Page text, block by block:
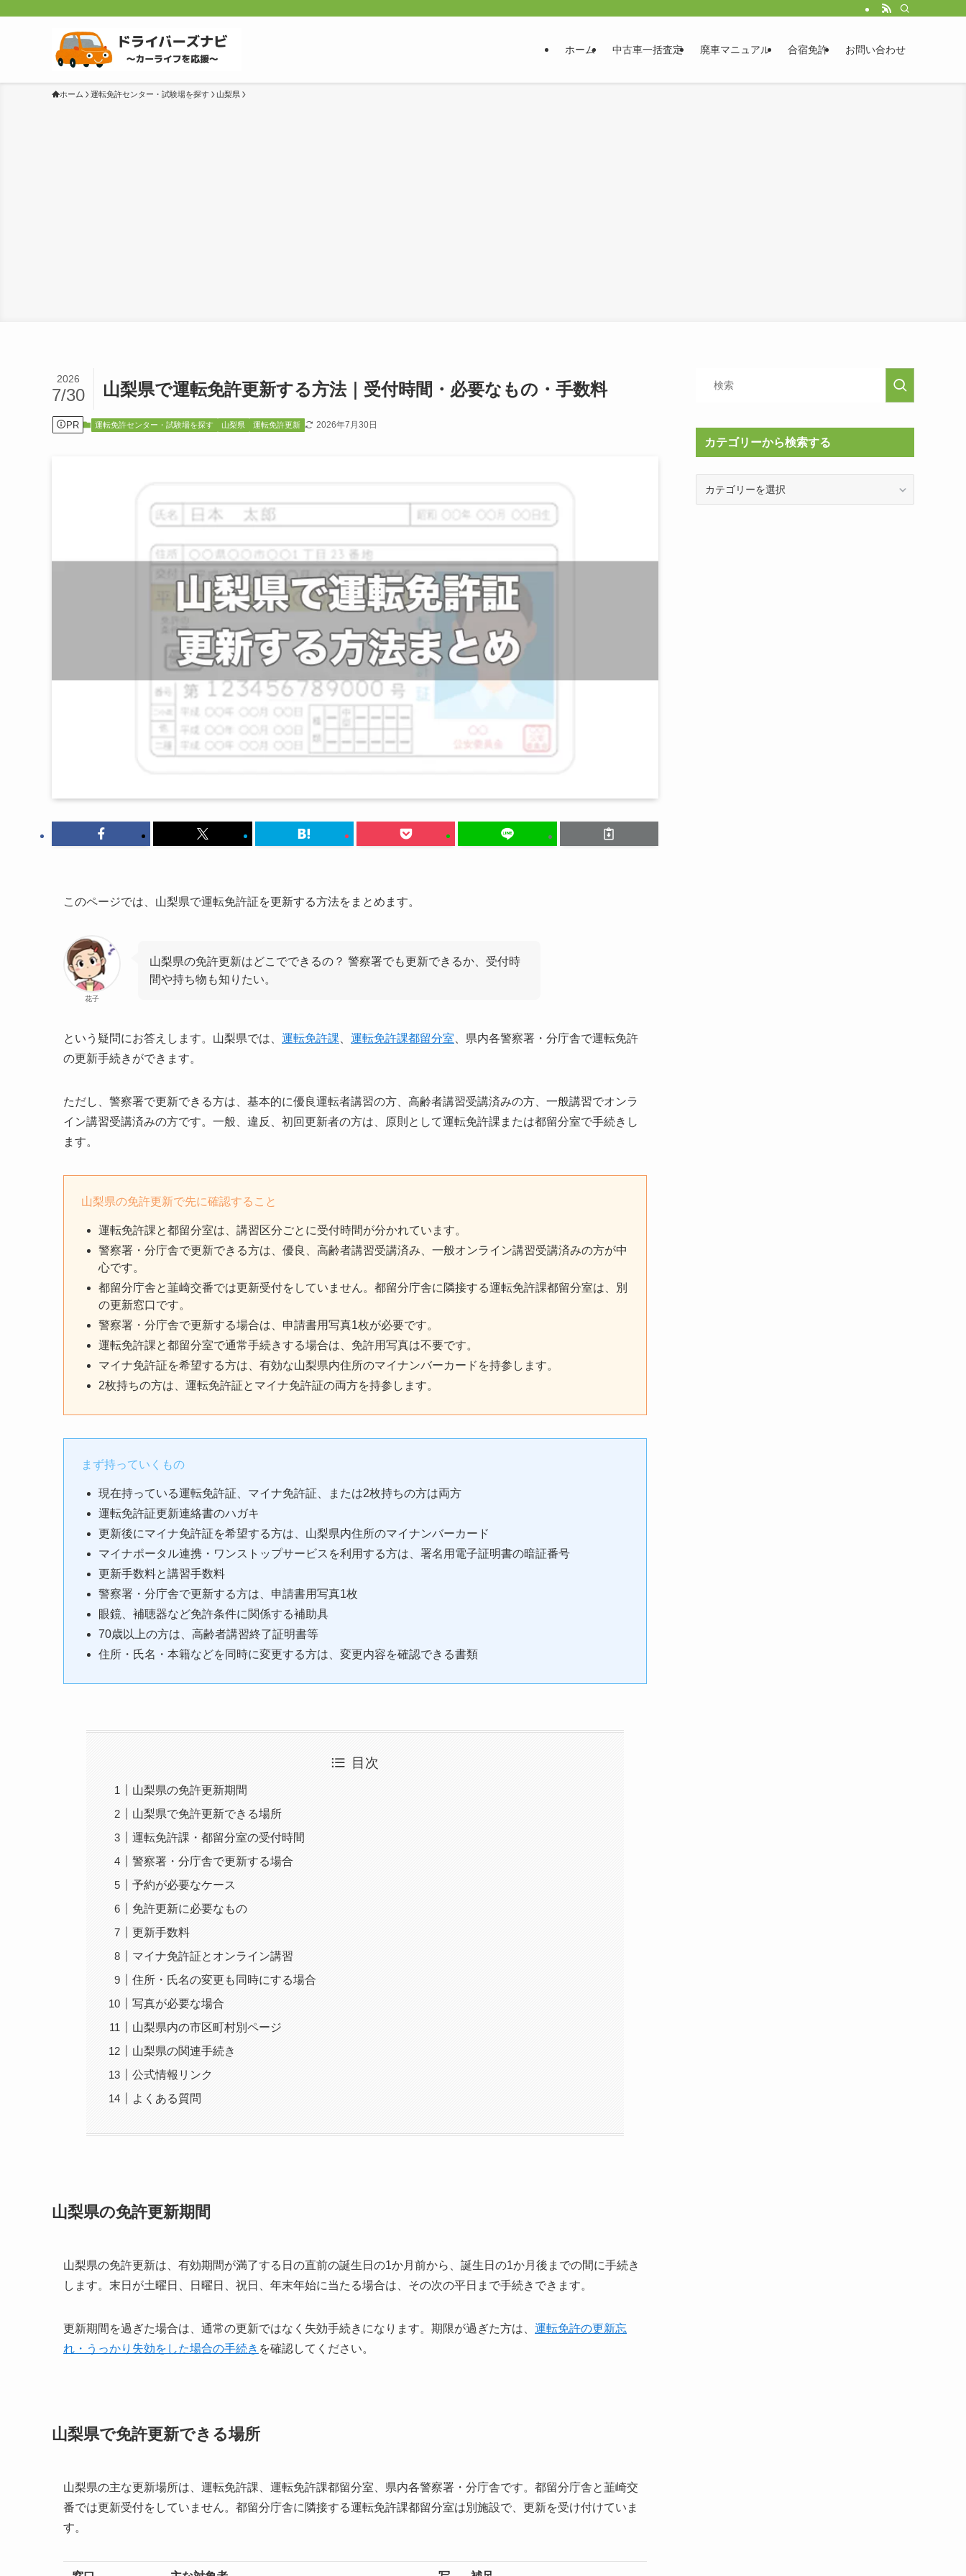
ホーム 中古車一括査定 廃車マニュアル 合宿免許 お問い合わせ
ホーム 運転免許センター・試験場を探す 山梨県
山梨県で運転免許更新する方法｜受付時間・必要なもの・手数料
2026
7/30
PR 運転免許センター・試験場を探す 山梨県 運転免許更新 2026年7月30日
このページでは、山梨県で運転免許証を更新する方法をまとめます。
花子
山梨県の免許更新はどこでできるの？ 警察署でも更新できるか、受付時
間や持ち物も知りたい。
という疑問にお答えします。山梨県では、 運転免許課 運転免許課都留分室 、県内各警察署・分庁舎で運転免許
の更新手続きができます。
ただし、警察署で更新できる方は、基本的に優良運転者講習の方、高齢者講習受講済みの方、一般講習でオンラ
イン講習受講済みの方です。一般、違反、初回更新者の方は、原則として運転免許課または都留分室で手続きし
ます。
山梨県の免許更新で先に確認すること
運転免許課と都留分室は、講習区分ごとに受付時間が分かれています。
警察署・分庁舎で更新できる方は、優良、高齢者講習受講済み、一般オンライン講習受講済みの方が中
心です。
都留分庁舎と韮崎交番では更新受付をしていません。都留分庁舎に隣接する運転免許課都留分室は、別
の更新窓口です。
警察署・分庁舎で更新する場合は、申請書用写真1枚が必要です。
運転免許課と都留分室で通常手続きする場合は、免許用写真は不要です。
マイナ免許証を希望する方は、有効な山梨県内住所のマイナンバーカードを持参します。
2枚持ちの方は、運転免許証とマイナ免許証の両方を持参します。
まず持っていくもの
現在持っている運転免許証、マイナ免許証、または2枚持ちの方は両方
運転免許証更新連絡書のハガキ
更新後にマイナ免許証を希望する方は、山梨県内住所のマイナンバーカード
マイナポータル連携・ワンストップサービスを利用する方は、署名用電子証明書の暗証番号
更新手数料と講習手数料
警察署・分庁舎で更新する方は、申請書用写真1枚
眼鏡、補聴器など免許条件に関係する補助具
70歳以上の方は、高齢者講習終了証明書等
住所・氏名・本籍などを同時に変更する方は、変更内容を確認できる書類
目次
山梨県の免許更新期間
山梨県で免許更新できる場所
運転免許課・都留分室の受付時間
警察署・分庁舎で更新する場合
予約が必要なケース
免許更新に必要なもの
更新手数料
マイナ免許証とオンライン講習
住所・氏名の変更も同時にする場合
写真が必要な場合
山梨県内の市区町村別ページ
山梨県の関連手続き
公式情報リンク
よくある質問
山梨県の免許更新期間
山梨県の免許更新は、有効期間が満了する日の直前の誕生日の1か月前から、誕生日の1か月後までの間に手続き
します。末日が土曜日、日曜日、祝日、年末年始に当たる場合は、その次の平日まで手続きできます。
更新期間を過ぎた場合は、通常の更新ではなく失効手続きになります。期限が過ぎた方は、 運転免許の更新忘
れ・うっかり失効をした場合の手続き を確認してください。
山梨県で免許更新できる場所
山梨県の主な更新場所は、運転免許課、運転免許課都留分室、県内各警察署・分庁舎です。都留分庁舎と韮崎交
番では更新受付をしていません。都留分庁舎に隣接する運転免許課都留分室は別施設で、更新を受け付けていま
す。
カテゴリーから検索する